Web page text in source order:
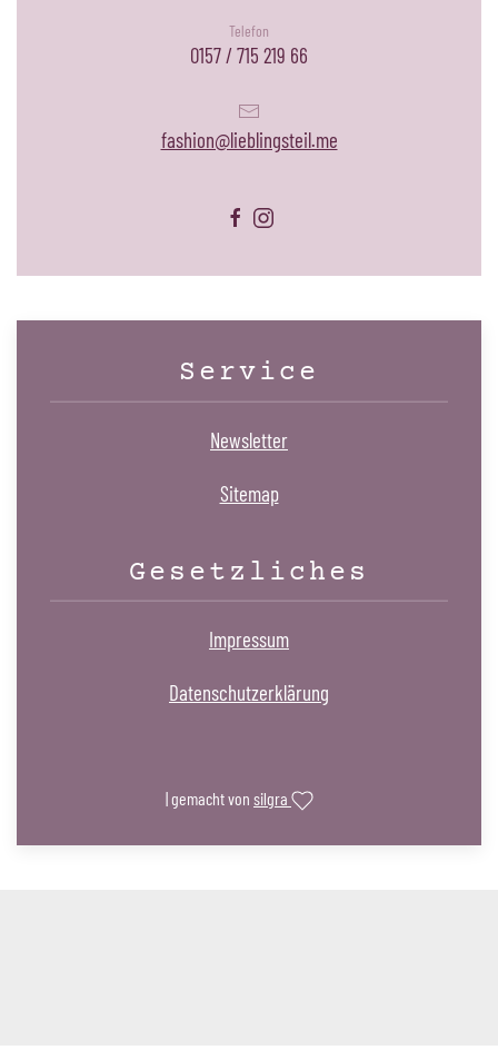
Telefon
0157 / 715 219 66
fashion@lieblingsteil.me
Service
Newsletter
Sitemap
Gesetzliches
Impressum
Datenschutzerklärung
| gemacht von silgra